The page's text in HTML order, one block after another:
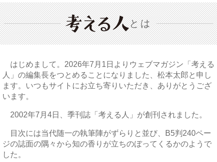
とは
はじめまして。2026年7月1日よりウェブマガジン「考える
人」の編集長をつとめることになりました、松本太郎と申し
ます。いつもサイトにお立ち寄りいただき、ありがとうござ
います。
2002年7月4日、季刊誌「考える人」が創刊されました。
目次には当代随一の執筆陣がずらりと並び、B5判240ペー
ジの誌面の隅々から知の香りが立ちのぼってくるかのようで
した。